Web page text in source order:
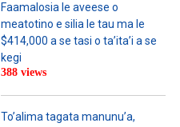
Faamalosia le aveese o
meatotino e silia le tau ma le
$414,000 a se tasi o ta’ita’i a se
kegi
388 views
To’alima tagata manunu’a,